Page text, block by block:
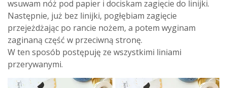
wsuwam nóż pod papier i dociskam zagięcie do linijki.
Następnie, już bez linijki, pogłębiam zagięcie
przejeżdżając po rancie nożem, a potem wyginam
zaginaną część w przeciwną stronę.
W ten sposób postępuję ze wszystkimi liniami
przerywanymi.